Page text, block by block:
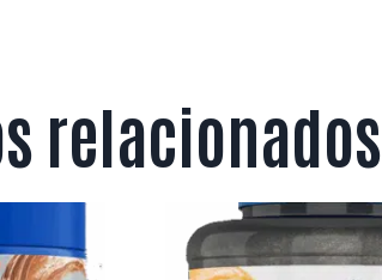
relacionados